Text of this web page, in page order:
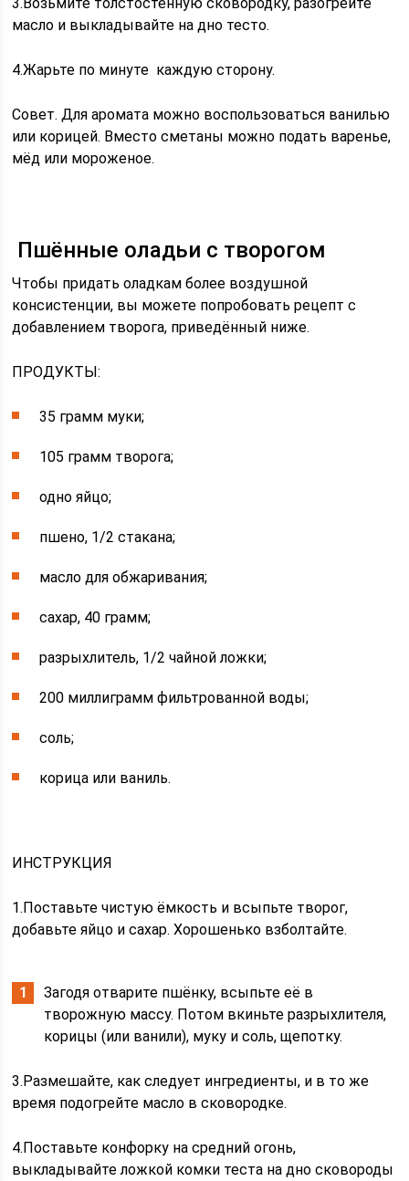
масло и выкладывайте на дно тесто.
4.Жарьте по минуте каждую сторону.
Совет. Для аромата можно воспользоваться ванилью
или корицей. Вместо сметаны можно подать варенье,
мёд или мороженое.
Пшённые оладьи с творогом
Чтобы придать оладкам более воздушной
консистенции, вы можете попробовать рецепт с
добавлением творога, приведённый ниже.
ПРОДУКТЫ:
35 грамм муки;
105 грамм творога;
одно яйцо;
пшено, 1/2 стакана;
масло для обжаривания;
сахар, 40 грамм;
разрыхлитель, 1/2 чайной ложки;
200 миллиграмм фильтрованной воды;
соль;
корица или ваниль.
ИНСТРУКЦИЯ
1.Поставьте чистую ёмкость и всыпьте творог,
добавьте яйцо и сахар. Хорошенько взболтайте.
Загодя отварите пшёнку, всыпьте её в
творожную массу. Потом вкиньте разрыхлителя,
корицы (или ванили), муку и соль, щепотку.
3.Размешайте, как следует ингредиенты, и в то же
время подогрейте масло в сковородке.
4.Поставьте конфорку на средний огонь,
выкладывайте ложкой комки теста на дно сковороды